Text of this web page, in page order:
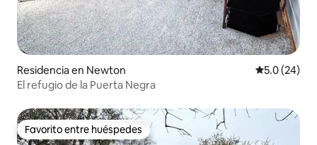
Residencia en Newton Calificación
5.0 (24)
El refugio de la Puerta Negra
Favorito entre huéspedes
Favorito entre huéspedes